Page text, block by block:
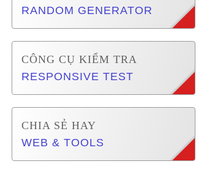
RANDOM GENERATOR
CÔNG CỤ KIỂM TRA
RESPONSIVE TEST
CHIA SẺ HAY
WEB & TOOLS